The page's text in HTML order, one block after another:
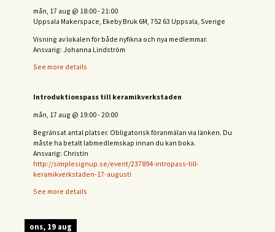
mån, 17 aug @ 18:00-21:00
Uppsala Makerspace, Ekeby Bruk 6M, 752 63 Uppsala, Sverige
Visning av lokalen för både nyfikna och nya medlemmar.
Ansvarig: Johanna Lindström
See more details
Introduktionspass till keramikverkstaden
mån, 17 aug @ 19:00-20:00
Begränsat antal platser. Obligatorisk föranmälan via länken. Du
måste ha betalt labmedlemskap innan du kan boka.
Ansvarig: Christin
http://simplesignup.se/event/237894-intropass-till-
keramikverkstaden-17-augusti
See more details
ons, 19 aug